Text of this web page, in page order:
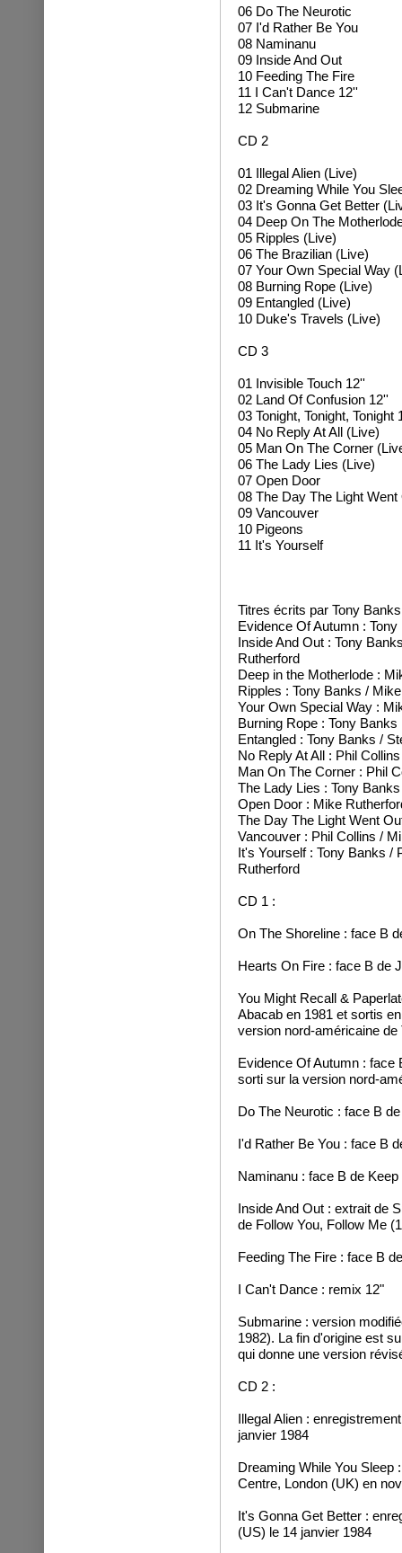
06 Do The Neurotic
07 I'd Rather Be You
08 Naminanu
09 Inside And Out
10 Feeding The Fire
11 I Can't Dance 12''
12 Submarine
CD 2
01 Illegal Alien (Live)
02 Dreaming While You
03 It's Gonna Get Better
04 Deep On The
05 Ripples (Live)
06 The Brazilian (Live)
07 Your Own Special Way
08 Burning Rope (Live)
09 Entangled (Live)
10 Duke's Travels (Live)
CD 3
01 Invisible Touch 12''
02 Land Of Confusion 12''
03 Tonight, Tonight, Tonight
04 No Reply At All (Live)
05 Man On The Corner
06 The Lady Lies (Live)
07 Open Door
08 The Day The Light Went
09 Vancouver
10 Pigeons
11 It's Yourself
Titres écrits par Tony
Evidence Of Autumn : Tony
Inside And Out : Tony
Rutherford
Deep in the Motherlode :
Ripples : Tony Banks /
Your Own Special Way :
Burning Rope : Tony Banks
Entangled : Tony Banks /
No Reply At All : Phil Collins
Man On The Corner : Phil
The Lady Lies : Tony Banks
Open Door : Mike
The Day The Light Went
Vancouver : Phil Collins /
It's Yourself : Tony Banks /
Rutherford
CD 1 :
On The Shoreline : face B
Hearts On Fire : face B de
You Might Recall &
Abacab en 1981 et sortis
version nord-américaine de
Evidence Of Autumn : face
sorti sur la version nord-
Do The Neurotic : face B
I'd Rather Be You : face B
Naminanu : face B de
Inside And Out : extrait de
de Follow You, Follow Me
Feeding The Fire : face B
I Can't Dance : remix 12"
Submarine : version
1982). La fin d'origine est
qui donne une version
CD 2 :
Illegal Alien :
janvier 1984
Dreaming While You Sleep
Centre, London (UK) en
It's Gonna Get Better :
(US) le 14 janvier 1984